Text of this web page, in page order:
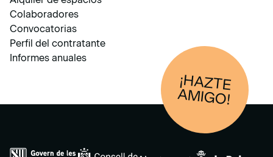
Colaboradores
Convocatorias
Perfil del contratante
Informes anuales
¡HAZTE
AM
IGO!